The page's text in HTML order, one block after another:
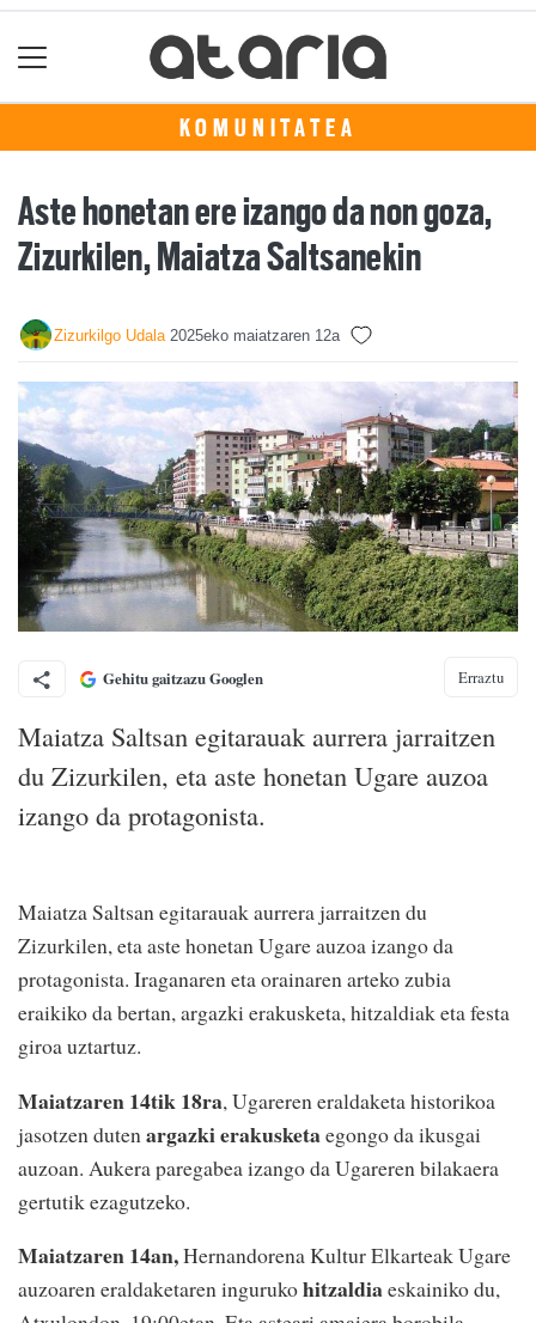
KOMUNITATEA
Aste honetan ere izango da non goza,
Zizurkilen, Maiatza Saltsanekin
Zizurkilgo Udala 2025eko maiatzaren 12a
Gehitu gaitzazu Googlen Erraztu
Maiatza Saltsan egitarauak aurrera jarraitzen
du Zizurkilen, eta aste honetan Ugare auzoa
izango da protagonista.
Maiatza Saltsan egitarauak aurrera jarraitzen du
Zizurkilen, eta aste honetan Ugare auzoa izango da
protagonista. Iraganaren eta orainaren arteko zubia
eraikiko da bertan, argazki erakusketa, hitzaldiak eta festa
giroa uztartuz.
Maiatzaren 14tik 18ra, Ugareren eraldaketa historikoa
jasotzen duten argazki erakusketaegongo da ikusgai
auzoan. Aukera paregabea izango da Ugareren bilakaera
gertutik ezagutzeko.
Maiatzaren 14an,Hernandorena Kultur Elkarteak Ugare
auzoaren eraldaketaren ingurukohitzaldiaeskainiko du,